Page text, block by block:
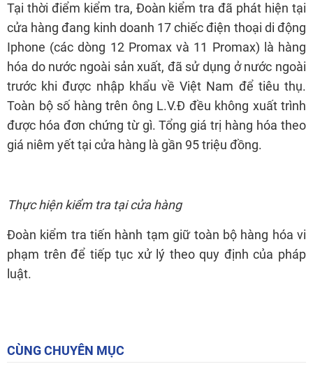
Tại thời điểm kiểm tra, Đoàn kiểm tra đã phát hiện tại
cửa hàng đang kinh doanh 17 chiếc điện thoại di động
Iphone (các dòng 12 Promax và 11 Promax) là hàng
hóa do nước ngoài sản xuất, đã sử dụng ở nước ngoài
trước khi được nhập khẩu về Việt Nam để tiêu thụ.
Toàn bộ số hàng trên ông L.V.Đ đều không xuất trình
được hóa đơn chứng từ gì. Tổng giá trị hàng hóa theo
giá niêm yết tại cửa hàng là gần 95 triệu đồng.
Thực hiện kiểm tra tại cửa hàng
Đoàn kiểm tra tiến hành tạm giữ toàn bộ hàng hóa vi
phạm trên để tiếp tục xử lý theo quy định của pháp
luật.
CÙNG CHUYÊN MỤC